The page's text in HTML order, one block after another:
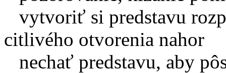
vytvoriť si predstavu
citlivého otvorenia nahor
nechať predstavu, aby